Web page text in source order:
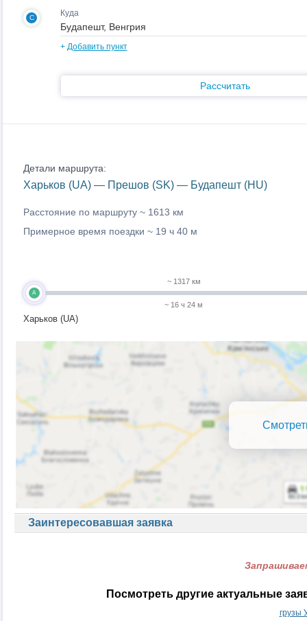
C Куда
+ Добавить пункт
Рассчитать
Детали маршрута:
Харьков (UA) — Прешов (SK) — Будапешт (HU)
Расстояние по маршруту ~ 1613 км
Примерное время поездки ~ 19 ч 40 м
A
Харьков (UA)
~ 1317 км
~ 16 ч 24 м
Заинтересовавшая заявка
Посмотреть другие актуальные
грузы